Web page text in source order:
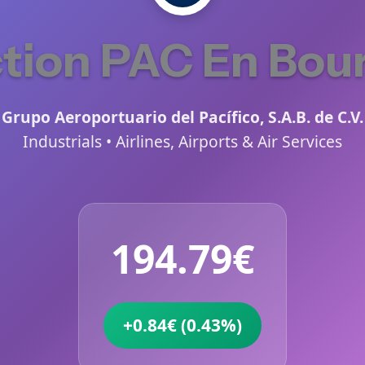
PAC En
Grupo Aeroportuario del Pacífico, S.A.B. de C.V.
Industrials • Airlines, Airports & Air Services
194.79€
+0.84€ (0.43%)